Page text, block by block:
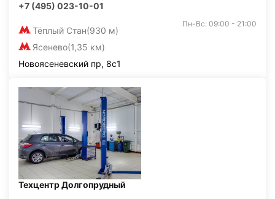
+7 (495) 023-10-01
Тёплый Стан(930 м)
Ясенево(1,35 км)
Пн-Вс: 09:00 - 21:00
Новоясеневский пр, 8с1
Техцентр Долгопрудный